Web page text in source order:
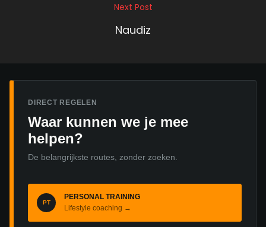
Next Post
Naudiz
DIRECT REGELEN
Waar kunnen we je mee
helpen?
De belangrijkste routes, zonder zoeken.
PT
PERSONAL TRAINING
Lifestyle coaching →